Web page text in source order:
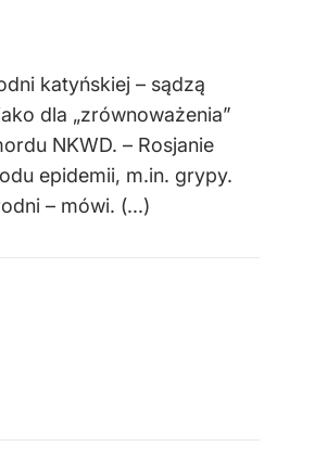
katyńskiej – sądzą
dla „zrównoważenia”
NKWD. – Rosjanie
epidemii, m.in. grypy.
– mówi. (...)